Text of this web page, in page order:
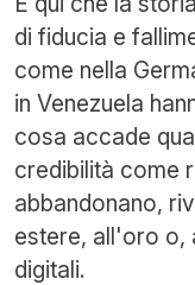
di fiducia e
come nella
in Venezuela
cosa accade
credibilità come
abbandonano,
estere, all'oro o,
digitali.